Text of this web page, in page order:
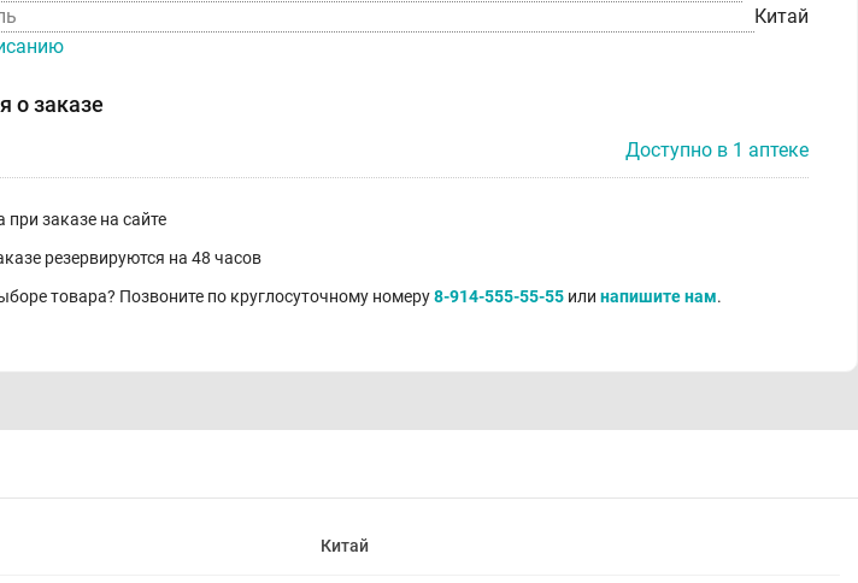
Китай
о заказе
Доступно в 1 аптеке
при заказе на сайте
резервируются на 48 часов
товара? Позвоните по круглосуточному номеру8-914-555-55-55 или напишите нам.
Китай